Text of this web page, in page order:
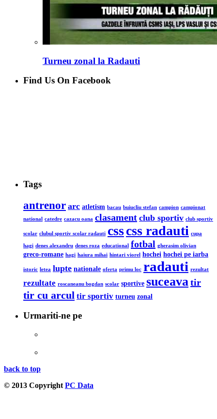
Turneu zonal la Radauti
Find Us On Facebook
Tags
antrenor arc atletism bacau buiucliu stefan campion campionat
national catedre cazacu oana clasament club sportiv club sportiv
scolar clubul sportiv scolar radauti csscss radauti cupa
hagi denes alexandru denes roza educational fotbal gherasim olivian
greco-romane hagi haiura mihai hintari viorel hochei hochei pe iarba
istoric letea lupte nationale oferta primu loc radauti rezultat
rezultate roscaneanu bogdan scolar sportive suceava tir
tir cu arcul tir sportiv turneu zonal
Urmariti-ne pe
back to top
© 2013 Copyright PC Data